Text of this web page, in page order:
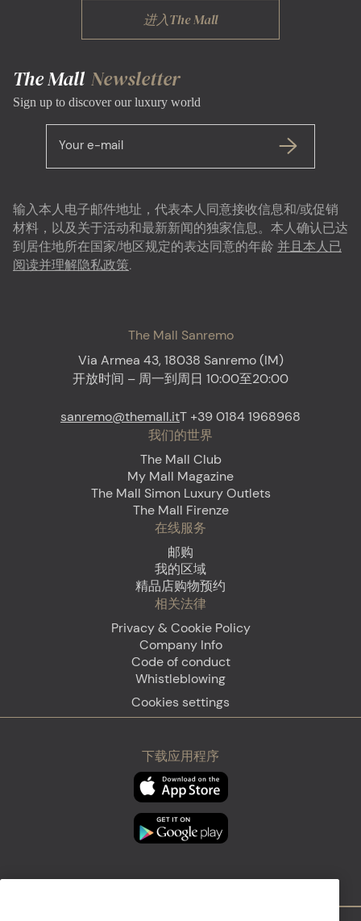
进入The Mall
The Mall Newsletter
Sign up to discover our luxury world
Your e-mail
输入本人电子邮件地址，代表本人同意接收信息和/或促销
材料，以及关于活动和最新新闻的独家信息。本人确认已达
到居住地所在国家/地区规定的表达同意的年龄 并且本人已
阅读并理解隐私政策.
The Mall Sanremo
Via Armea 43, 18038 Sanremo (IM)
开放时间 – 周一到周日 10:00至20:00
sanremo@themall.itT +39 0184 1968968
我们的世界
The Mall Club
My Mall Magazine
The Mall Simon Luxury Outlets
The Mall Firenze
在线服务
邮购
我的区域
精品店购物预约
相关法律
Privacy & Cookie Policy
Company Info
Code of conduct
Whistleblowing
Cookies settings
下载应用程序